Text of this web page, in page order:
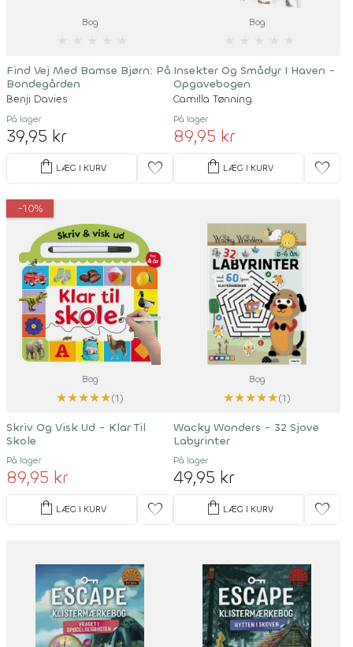
Bog
Find Vej Med Bamse Bjørn: På
Bondegården
Benji Davies
På lager
39,95 kr
shopping_bag LÆG I KURV favorite
Bog
Insekter Og Smådyr I Haven -
Opgavebogen
Camilla Tønning
På lager
89,95 kr
shopping_bag LÆG I KURV favorite
-10%
Bog
★★★★★(1)
Skriv Og Visk Ud - Klar Til
Skole
På lager
89,95 kr
shopping_bag LÆG I KURV favorite
Bog
★★★★★(1)
Wacky Wonders - 32 Sjove
Labyrinter
På lager
49,95 kr
shopping_bag LÆG I KURV favorite